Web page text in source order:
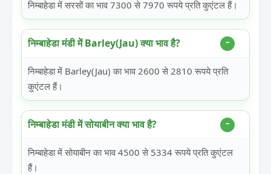
निम्बाहेडा में सरसों का भाव 7300 से 7970 रूपये प्रति कुएंटल हैं।
निम्बाहेडा मंडी में Barley(Jau) क्या भाव है?
निम्बाहेडा में Barley(Jau) का भाव 2600 से 2810 रूपये प्रति
कुएंटल हैं।
निम्बाहेडा मंडी में सोयाबीन क्या भाव है?
निम्बाहेडा में सोयाबीन का भाव 4500 से 5334 रूपये प्रति कुएंटल
हैं।